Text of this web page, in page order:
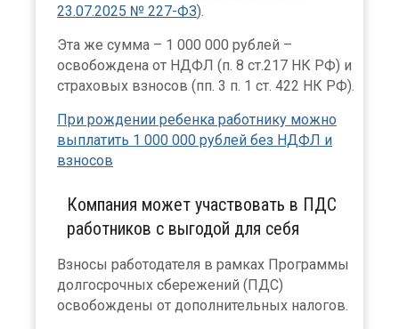
23.07.2025 № 227-ФЗ).
Эта же сумма – 1 000 000 рублей –
освобождена от НДФЛ (п. 8 ст.217 НК РФ) и
страховых взносов (пп. 3 п. 1 ст. 422 НК РФ).
При рождении ребенка работнику можно
выплатить 1 000 000 рублей без НДФЛ и
взносов
Компания может участвовать в ПДС
работников с выгодой для себя
Взносы работодателя в рамках Программы
долгосрочных сбережений (ПДС)
освобождены от дополнительных налогов.